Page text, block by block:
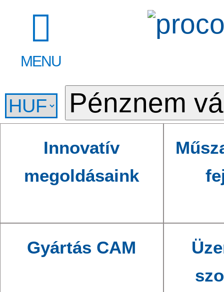
MENU
Innovatív
megoldásaink
Gyártás CAM